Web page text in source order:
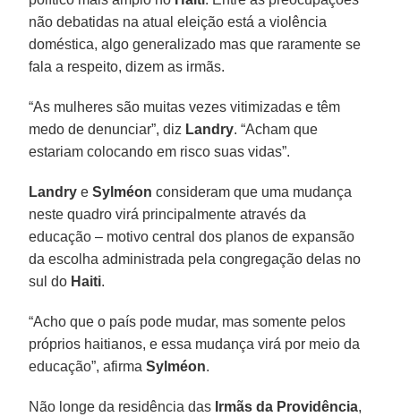
não debatidas na atual eleição está a violência
doméstica, algo generalizado mas que raramente se
fala a respeito, dizem as irmãs.
“As mulheres são muitas vezes vitimizadas e têm
medo de denunciar”, diz Landry. “Acham que
estariam colocando em risco suas vidas”.
Landry eSylméon consideram que uma mudança
neste quadro virá principalmente através da
educação – motivo central dos planos de expansão
da escolha administrada pela congregação delas no
sul do Haiti.
“Acho que o país pode mudar, mas somente pelos
próprios haitianos, e essa mudança virá por meio da
educação”, afirmaSylméon.
Não longe da residência das Irmãs da Providência,